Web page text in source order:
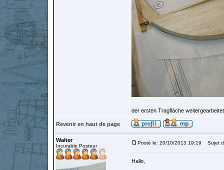
der ersten Tragfläche
Revenir en haut de page
Walter
Incurable Posteur
Posté le: 20/10/2013 19:19 Sujet
Hallo,